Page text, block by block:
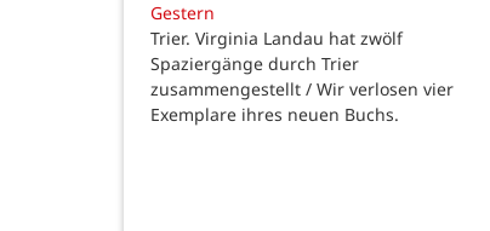
Gestern
Trier. Virginia Landau hat zwölf
Spaziergänge durch Trier
zusammengestellt / Wir verlosen vier
Exemplare ihres neuen Buchs.